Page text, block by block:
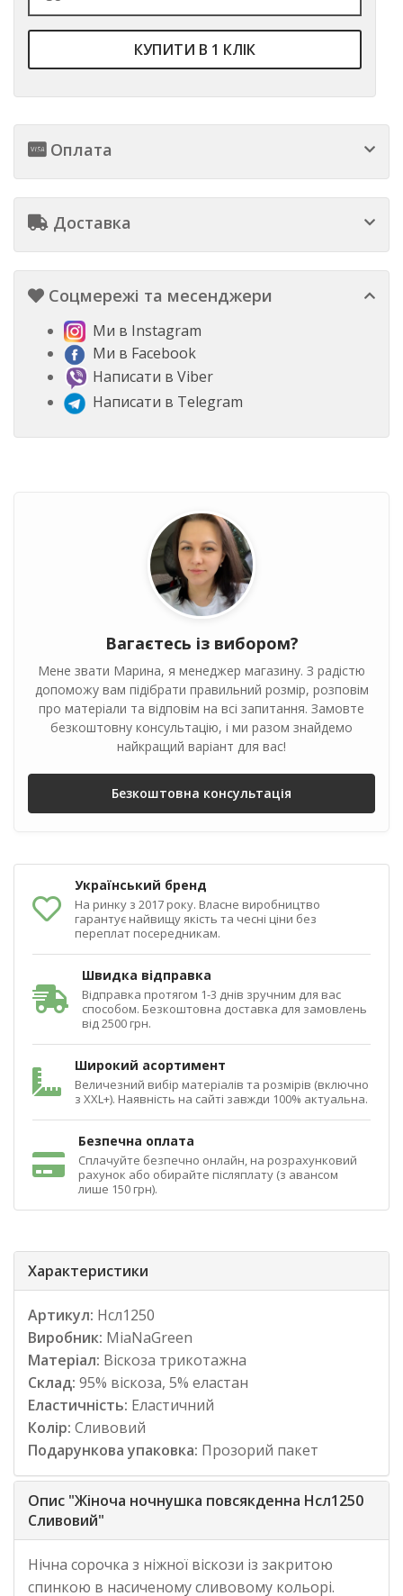
КУПИТИ В 1 КЛІК
Оплата
Доставка
Соцмережі та месенджери
Ми в Instagram
Ми в Facebook
Написати в Viber
Написати в Telegram
Вагаєтесь із вибором?
Мене звати Марина, я менеджер магазину. З радістю
допоможу вам підібрати правильний розмір, розповім
про матеріали та відповім на всі запитання. Замовте
безкоштовну консультацію, і ми разом знайдемо
найкращий варіант для вас!
Безкоштовна консультація
Український бренд
На ринку з 2017 року. Власне виробництво
гарантує найвищу якість та чесні ціни без
переплат посередникам.
Швидка відправка
Відправка протягом 1-3 днів зручним для вас
способом. Безкоштовна доставка для замовлень
від 2500 грн.
Широкий асортимент
Величезний вибір матеріалів та розмірів (включно
з XXL+). Наявність на сайті завжди 100% актуальна.
Безпечна оплата
Сплачуйте безпечно онлайн, на розрахунковий
рахунок або обирайте післяплату (з авансом
лише 150 грн).
Характеристики
Артикул: Нсл1250
Виробник: MiaNaGreen
Матеріал: Віскоза трикотажна
Склад: 95% віскоза, 5% еластан
Еластичність: Еластичний
Колір: Сливовий
Подарункова упаковка: Прозорий пакет
Опис "Жіноча ночнушка повсякденна Нсл1250
Сливовий"
Нічна сорочка з ніжної віскози із закритою
спинкою в насиченому сливовому кольорі.